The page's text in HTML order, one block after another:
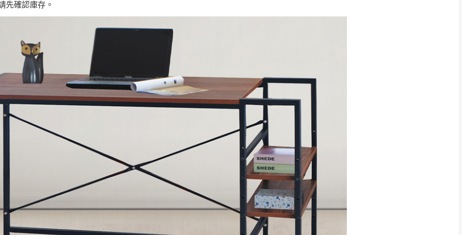
先確認庫存。
免 運 費
峨眉鄉、五峰鄉、橫山、北埔鄉、尖石
雙溪、貢寮、烏來、平溪、九份、石
門、林口 下福里、新店山區、三峽山區、
石碇、坪林、福隆、淡水山區、北投湖山
路、深坑山區
$ 9,000以上：免運費
$ 9,000以下：NT$500元
＊A108產品另收運費
基隆山區
$ 9,000以上：免運費
卓蘭鎮、三灣、通霄山區、西湖、泰安
鄉、大湖鄉、頭屋、獅潭鄉
搜尋 Line ID →
其它地區暫不開放，如因特殊地型限制(山區、鄉、鎮、村)、樓梯太小、無法搬運上樓等因
配送， 本公司保有出貨的權利。
的工作安全，賣家無提供吊掛服務，若需以吊車或其他的吊掛方式吊運，費用將由買方自
組裝、配送的問題，並非一般快速到貨商品，無法指定特定時間送達，司機當天到貨前皆
，讓你不用整天在家等貨，以節省您的寶貴時間。
配送較為不易，故暫無法配送至百貨公司內部。
索取兩聯式發票，發票將於商品完成出貨15個工作天另行寄出，另外約加上2~7個工作天內
將順延寄送。